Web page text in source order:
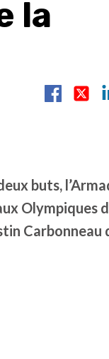
la
buts,
Olympiques
Carbonneau